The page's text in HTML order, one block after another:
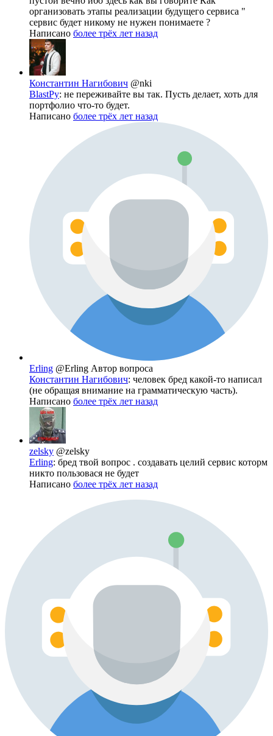
организовать этапы реализации будущего сервиса "
сервис будет никому не нужен понимаете ?
Написано более трёх лет назад
Константин Нагибович @nki
BlastPy: не переживайте вы так. Пусть делает, хоть для
портфолио что-то будет.
Написано более трёх лет назад
Erling @Erling Автор вопроса
Константин Нагибович: человек бред какой-то написал
(не обращая внимание на грамматическую часть).
Написано более трёх лет назад
zelsky @zelsky
Erling: бред твой вопрос . создавать целий сервис которм
никто пользовася не будет
Написано более трёх лет назад